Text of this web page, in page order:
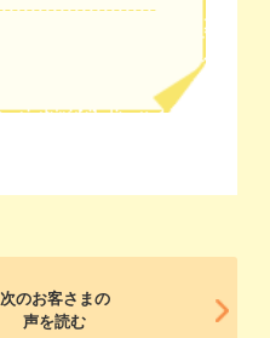
次のお客さまの
声を読む